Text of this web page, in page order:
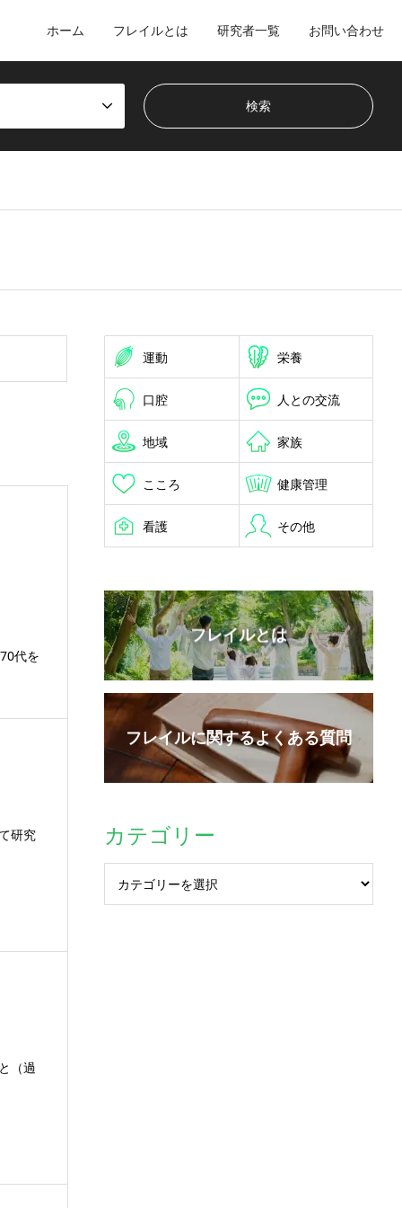
ホーム フレイルとは 研究者一覧 お問い合わせ
代を
研究
（過
運動 栄養
口腔 人との交流
地域 家族
こころ 健康管理
看護 その他
フレイルとは
フレイルに関するよくある質問
カテゴリー